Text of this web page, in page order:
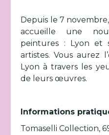
Depuis le 7
accueille une
peintures : Lyon et
artistes. Vous aurez
Lyon à travers les
de leurs œuvres.
Informations
Tomaselli Collection,